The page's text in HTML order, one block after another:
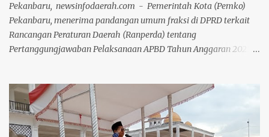
Pekanbaru, kita berupaya agar camat bisa mendorong LPS
mengoptimalkan pengangkutan sampa...
Pekanbaru, newsinfodaerah.com - Pemerintah Kota (Pemko)
Pekanbaru, menerima pandangan umum fraksi di DPRD terkait
Rancangan Peraturan Daerah (Ranperda) tentang
Pertanggungjawaban Pelaksanaan APBD Tahun Anggaran 2025.
DPRD Pekanbaru, Senin (20/7/2026) siang. Rapat Paripurna
dipimpin secara langsung oleh Ketua DPRD Muhammad Isa
Lahamid, didampingi Wakil Ketua II Muhammad Dikky Suryadi